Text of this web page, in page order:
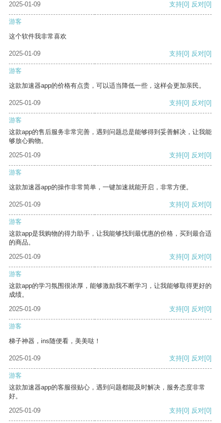
2025-01-09
支持[0] 反对[0]
游客
这个软件我非常喜欢
2025-01-09 支持[0] 反对[0]
游客
这款加速器app的价格有点贵，可以适当降低一些，这样会更加亲民。
2025-01-09 支持[0] 反对[0]
游客
这款app的售后服务非常完善，遇到问题总是能够得到妥善解决，让我能
够放心购物。
2025-01-09
支持[0] 反对[0]
游客
这款加速器app的操作非常简单，一键加速就能开启，非常方便。
2025-01-09 支持[0] 反对[0]
游客
这款app是我购物的得力助手，让我能够找到最优惠的价格，买到最合适
的商品。
2025-01-09
支持[0] 反对[0]
游客
这款app的学习氛围很浓厚，能够激励我不断学习，让我能够取得更好的
成绩。
2025-01-09
支持[0] 反对[0]
游客
梯子神器，ins随便看，美美哒！
2025-01-09 支持[0] 反对[0]
游客
这款加速器app的客服很贴心，遇到问题都能及时解决，服务态度非常
好。
2025-01-09
支持[0] 反对[0]